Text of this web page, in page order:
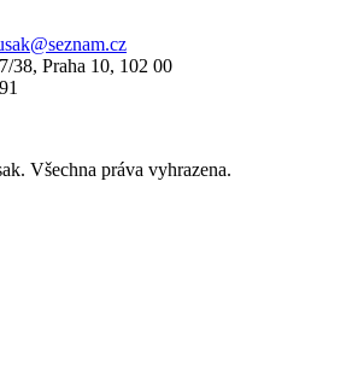
38, Praha 10, 102 00
Všechna práva vyhrazena.